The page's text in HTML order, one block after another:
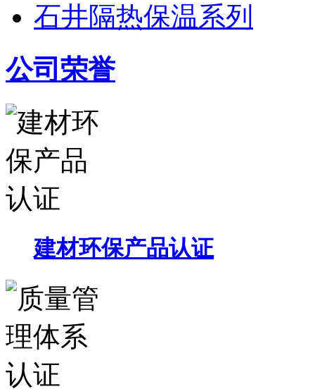
石井隔热保温系列
公司荣誉
建材环保产品认证